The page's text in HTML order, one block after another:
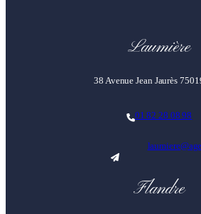
Laumière
38 Avenue Jean Jaurès
01 82 28 08 98
Flandre